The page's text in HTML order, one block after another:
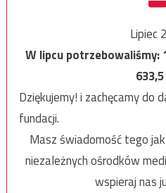
Lipiec
W lipcu potrzebowaliśmy:
633,5
Dziękujemy! i zachęcamy do
fundacji.
Masz świadomość tego
niezależnych ośrodków
wspieraj nas